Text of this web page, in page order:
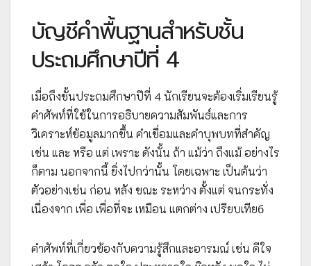
บัญชีคำพื้นฐานสำหรับชั้น
ประถมศึกษาปีที่ 4
เมื่อถึงชั้นประถมศึกษาปีที่ 4 นักเรียนจะต้องเริ่มเรียนรู้
คำศัพท์ที่ใช้ในการอธิบายความสัมพันธ์และการ
วิเคราะห์ข้อมูลมากขึ้น คำเชื่อมและคำบุพบทที่สำคัญ
เช่น และ หรือ แต่ เพราะ ดังนั้น ถ้า แม้ว่า ถึงแม้ อย่างไร
ก็ตาม นอกจากนี้ ยิ่งไปกว่านั้น โดยเฉพาะ เป็นต้นว่า
ตัวอย่างเช่น ก่อน หลัง ขณะ ระหว่าง ตั้งแต่ จนกระทั่ง
เนื่องจาก เพื่อ เพื่อที่จะ เหมือน แตกต่าง เปรียบเทียб
คำศัพท์ที่เกี่ยวข้องกับความรู้สึกและอารมณ์ เช่น ดีใจ